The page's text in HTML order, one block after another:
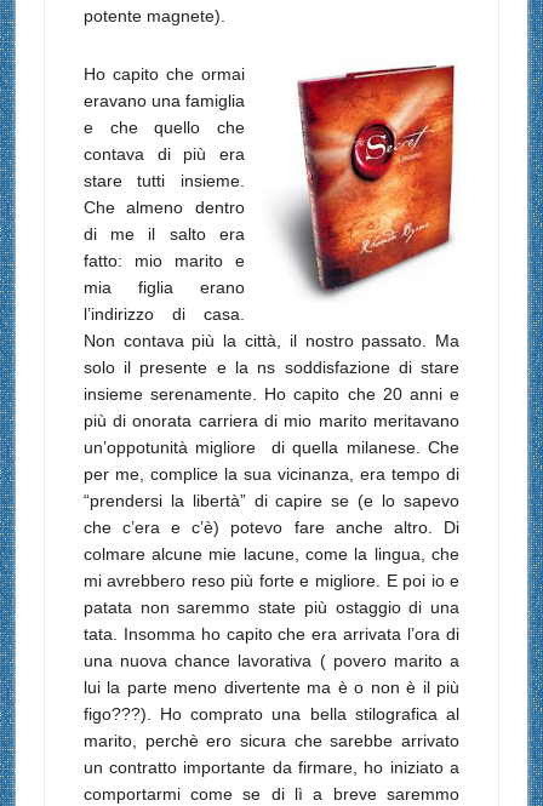
potente magnete).
Ho capito che ormai
eravano una famiglia
e che quello che
contava di più era
stare tutti insieme.
Che almeno dentro
di me il salto era
fatto: mio marito e
mia figlia erano
l’indirizzo di casa.
Non contava più la città, il nostro passato. Ma
solo il presente e la ns soddisfazione di stare
insieme serenamente. Ho capito che 20 anni e
più di onorata carriera di mio marito meritavano
un’oppotunità migliore di quella milanese. Che
per me, complice la sua vicinanza, era tempo di
“prendersi la libertà” di capire se (e lo sapevo
che c’era e c’è) potevo fare anche altro. Di
colmare alcune mie lacune, come la lingua, che
mi avrebbero reso più forte e migliore. E poi io e
patata non saremmo state più ostaggio di una
tata. Insomma ho capito che era arrivata l’ora di
una nuova chance lavorativa ( povero marito a
lui la parte meno divertente ma è o non è il più
figo???). Ho comprato una bella stilografica al
marito, perchè ero sicura che sarebbe arrivato
un contratto importante da firmare, ho iniziato a
comportarmi come se di lì a breve saremmo